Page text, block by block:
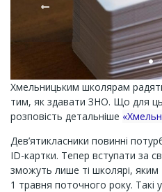
Хмельницьким школярам
тим, як здавати ЗНО. Що для
розповість детальніше
Дев’ятикласники повинні
ID-картки. Тепер вступати за
зможуть лише ті школярі, яким
1 травня поточного року. Такі